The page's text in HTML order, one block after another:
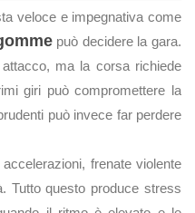
veloce e impegnativa come
può decidere la gara.
ma la corsa richiede
giri può compromettere la
può invece far perdere
frenate violente
Tutto questo produce stress